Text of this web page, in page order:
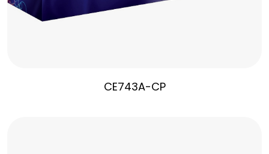
CE743A-CP